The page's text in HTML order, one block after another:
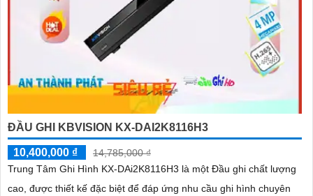
ĐẦU GHI KBVISION KX-DAI2K8116H3
10,400,000 ₫
14,785,000 ₫
Trung Tâm Ghi Hình KX-DAi2K8116H3 là một Đầu ghi chất lượng
cao, được thiết kế đặc biệt để đáp ứng nhu cầu ghi hình chuyên